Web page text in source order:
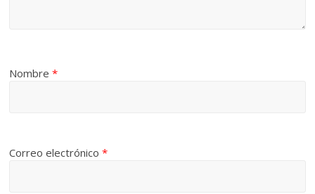
Nombre*
Correo electrónico*